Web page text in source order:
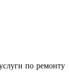
по ремонту